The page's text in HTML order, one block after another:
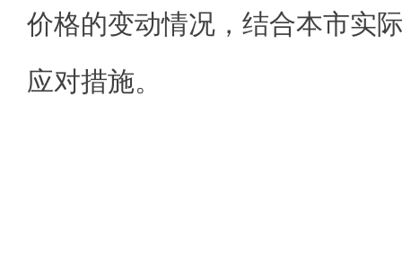
价格的变动情况，结合本市实
应对措施。